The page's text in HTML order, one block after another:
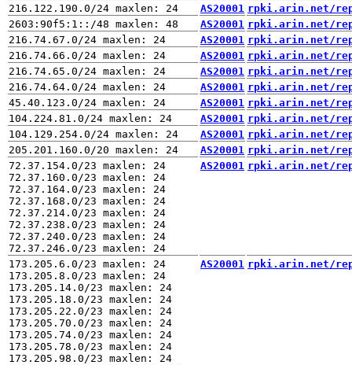
AS20001 rpki.arin.net/
AS20001 rpki.arin.net/
AS20001 rpki.arin.net/
AS20001 rpki.arin.net/
AS20001 rpki.arin.net/
AS20001 rpki.arin.net/
AS20001 rpki.arin.net/
AS20001 rpki.arin.net/
AS20001 rpki.arin.net/
AS20001 rpki.arin.net/
72.37.154.0/23 maxlen: 24
72.37.160.0/23 maxlen: 24
72.37.164.0/23 maxlen: 24
72.37.168.0/23 maxlen: 24
72.37.214.0/23 maxlen: 24
72.37.238.0/23 maxlen: 24
72.37.240.0/23 maxlen: 24
AS20001 rpki.arin.net/
173.205.6.0/23 maxlen: 24
173.205.8.0/23 maxlen: 24
173.205.14.0/23 maxlen: 24
173.205.18.0/23 maxlen: 24
173.205.22.0/23 maxlen: 24
173.205.70.0/23 maxlen: 24
173.205.74.0/23 maxlen: 24
173.205.78.0/23 maxlen: 24
173.205.98.0/23 maxlen: 24
AS20001 rpki.arin.net/